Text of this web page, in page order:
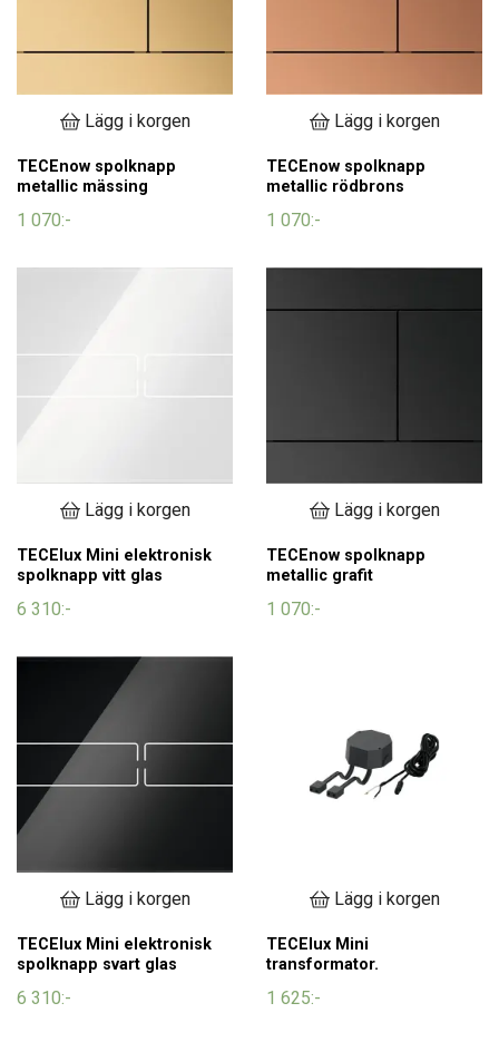
Lägg i korgen
TECEnow spolknapp
metallic mässing
1 070:-
Lägg i korgen
TECEnow spolknapp
metallic rödbrons
1 070:-
Lägg i korgen
TECElux Mini elektronisk
spolknapp vitt glas
6 310:-
Lägg i korgen
TECEnow spolknapp
metallic grafit
1 070:-
Lägg i korgen
TECElux Mini elektronisk
spolknapp svart glas
6 310:-
Lägg i korgen
TECElux Mini
transformator.
1 625:-